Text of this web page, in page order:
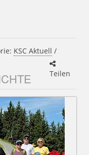
KSC Aktuell /
Teilen